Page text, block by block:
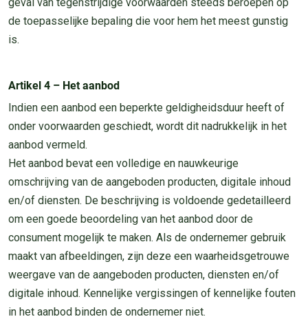
de toepasselijke bepaling die voor hem het meest gunstig
is.
Artikel 4 – Het aanbod
Indien een aanbod een beperkte geldigheidsduur heeft of
onder voorwaarden geschiedt, wordt dit nadrukkelijk in het
aanbod vermeld.
Het aanbod bevat een volledige en nauwkeurige
omschrijving van de aangeboden producten, digitale inhoud
en/of diensten. De beschrijving is voldoende gedetailleerd
om een goede beoordeling van het aanbod door de
consument mogelijk te maken. Als de ondernemer gebruik
maakt van afbeeldingen, zijn deze een waarheidsgetrouwe
weergave van de aangeboden producten, diensten en/of
digitale inhoud. Kennelijke vergissingen of kennelijke fouten
in het aanbod binden de ondernemer niet.